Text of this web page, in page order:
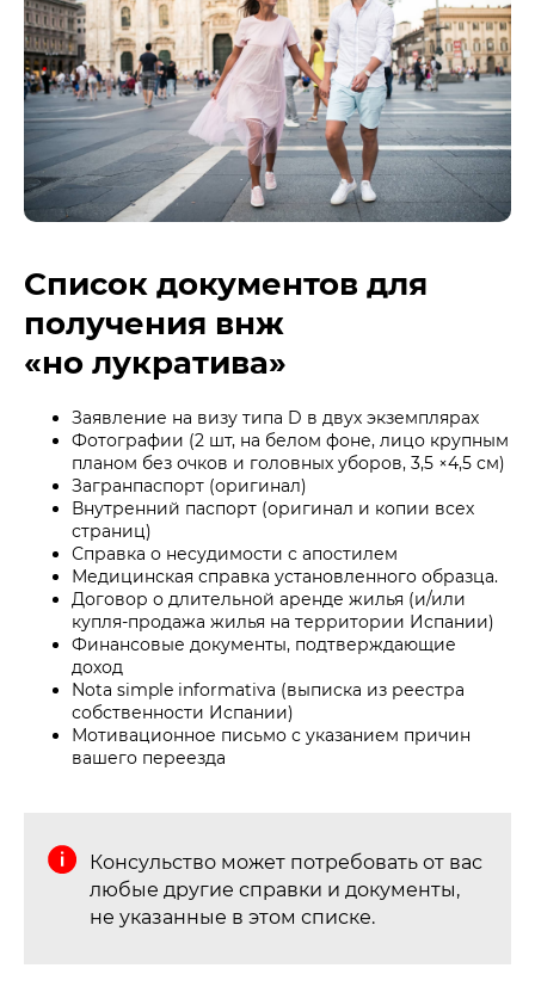
Список документов для
получения внж
«но лукратива»
Заявление на визу типа D в двух экземплярах
Фотографии (2 шт, на белом фоне, лицо крупным
планом без очков и головных уборов, 3,5 ×4,5 см)
Загранпаспорт (оригинал)
Внутренний паспорт (оригинал и копии всех
страниц)
Справка о несудимости с апостилем
Медицинская справка установленного образца.
Договор о длительной аренде жилья (и/или
купля-продажа жилья на территории Испании)
Финансовые документы, подтверждающие
доход
Nota simple informativa (выписка из реестра
собственности Испании)
Мотивационное письмо с указанием причин
вашего переезда
Консульство может потребовать от вас
любые другие справки и документы,
не указанные в этом списке.